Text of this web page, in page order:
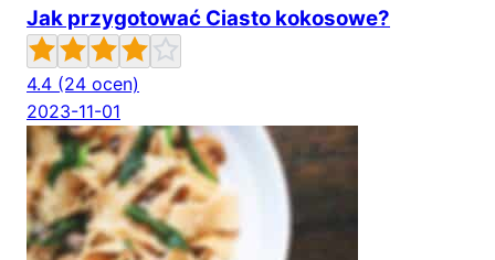
Jak przygotować Ciasto kokosowe?
4.4 (24 ocen)
2023-11-01